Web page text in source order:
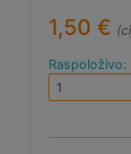
1,50 €
Raspoloživo: